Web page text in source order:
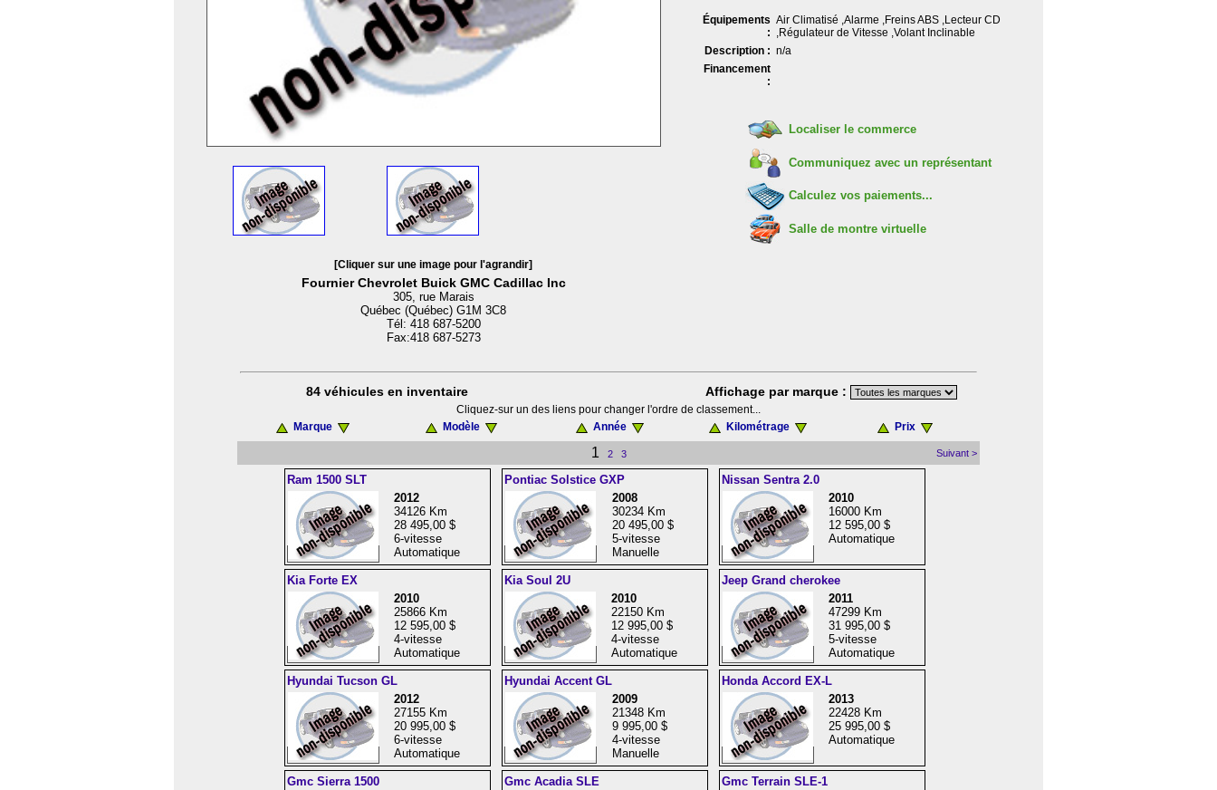
[Cliquer sur une image pour l'agrandir]
Équipements
:
Air Climatisé ,Alarme ,Freins ABS ,Lecteur CD
,Régulateur de Vitesse ,Volant Inclinable
Description : n/a
Financement
:
Localiser le commerce
Communiquez avec un représentant
Calculez vos paiements...
Salle de montre virtuelle
Fournier Chevrolet Buick GMC Cadillac Inc
305, rue Marais
Québec (Québec) G1M 3C8
Tél: 418 687-5200
Fax:418 687-5273
84 véhicules en inventaire Affichage par marque :
Cliquez-sur un des liens pour changer l'ordre de classement...
Marque
Modèle Année Kilométrage Prix
1 2 3 Suivant >
Ram 1500 SLT
2012
34126 Km
28 495,00 $
6-vitesse
Automatique
Pontiac Solstice GXP
2008
30234 Km
20 495,00 $
5-vitesse
Manuelle
Nissan Sentra 2.0
2010
16000 Km
12 595,00 $
Automatique
Kia Forte EX
2010
25866 Km
12 595,00 $
4-vitesse
Automatique
Kia Soul 2U
2010
22150 Km
12 995,00 $
4-vitesse
Automatique
Jeep Grand cherokee
2011
47299 Km
31 995,00 $
5-vitesse
Automatique
Hyundai Tucson GL
2012
27155 Km
20 995,00 $
6-vitesse
Automatique
Hyundai Accent GL
2009
21348 Km
9 995,00 $
4-vitesse
Manuelle
Honda Accord EX-L
2013
22428 Km
25 995,00 $
Automatique
Gmc Sierra 1500
Gmc Acadia SLE
Gmc Terrain SLE-1